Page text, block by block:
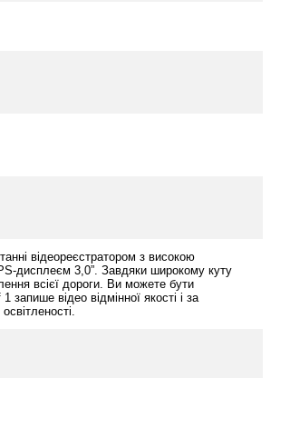
відеореєстратором з високою
дисплеєм 3,0”. Завдяки широкому куту
всієї дороги. Ви можете бути
відео відмінної якості і за